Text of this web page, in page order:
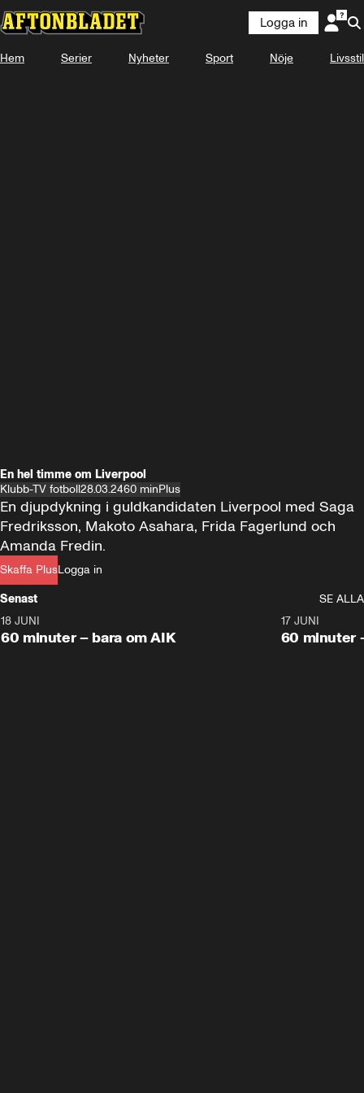
Logga in
Hem Serier Nyheter Sport Nöje Livsstil
En hel timme om Liverpool
Klubb-TV fotboll28.03.2460 minPlus
Skaffa PlusLogga in
En djupdykning i guldkandidaten Liverpool med Saga
Fredriksson, Makoto Asahara, Frida Fagerlund och
Amanda Fredin.
Senast
SE ALLA
Plus
18 JUNI
60 minuter – bara om AIK
Plus
17 JUNI
60 minuter